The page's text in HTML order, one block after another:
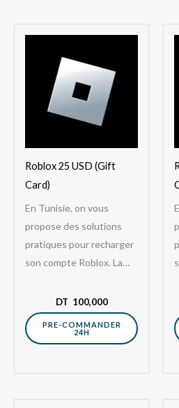
Roblox 25 USD (Gift
Card)
En Tunisie, on vous
propose des solutions
pratiques pour recharger
son compte Roblox. La
Tunisie est une solution
digitale qui…
DT 100,000
PRE-COMMANDER
24H